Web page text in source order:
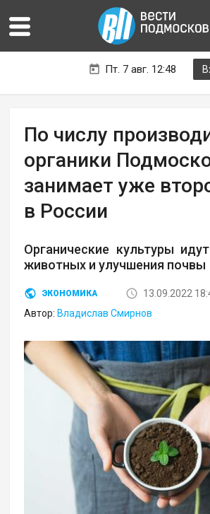
Пт. 7 авг. 12:48
По числу
органики
занимает уже
в России
Органические культуры
животных и улучшения почвы
ЭКОНОМИКА
13.09.2022
Автор: Владислав Смирнов